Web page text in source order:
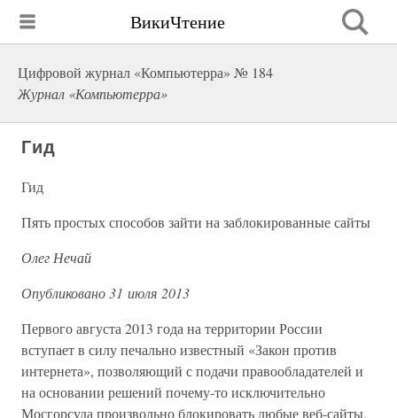
ВикиЧтение
Цифровой журнал «Компьютерра» № 184
Журнал «Компьютерра»
Гид
Гид
Пять простых способов зайти на заблокированные сайты
Олег Нечай
Опубликовано 31 июля 2013
Первого августа 2013 года на территории России
вступает в силу печально известный «Закон против
интернета», позволяющий с подачи правообладателей и
на основании решений почему-то исключительно
Мосгорсуда произвольно блокировать любые веб-сайты,